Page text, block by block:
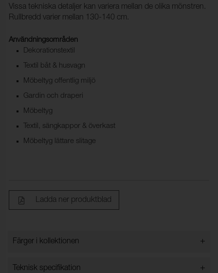
Vissa tekniska detaljer kan variera mellan de olika mönstren.
Rullbredd varier mellan 130-140 cm.
Användningsområden
Dekorationstextil
Textil båt & husvagn
Möbeltyg offentlig miljö
Gardin och draperi
Möbeltyg
Textil, sängkappor & överkast
Möbeltyg lättare slitage
Ladda ner produktblad
Färger i kollektionen +
Färger i kollektionen
Teknisk specifikation +